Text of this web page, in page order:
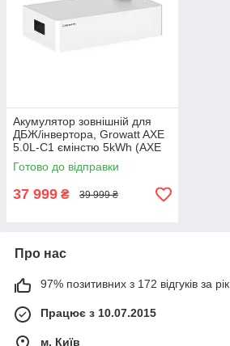
Акумулятор зовнішній для
ДБЖ/інвертора, Growatt AXE
5.0L-C1 ємінстю 5kWh (AXE
5.0L-C1)
Готово до відправки
37 999 ₴ 39 999 ₴
Про нас
97% позитивних з 172 відгуків за рік
Працює з 10.07.2015
м. Київ